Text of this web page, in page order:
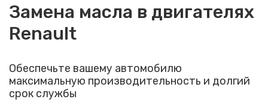
Замена масла в двигателях
Renault
Обеспечьте вашему автомобилю
максимальную производительность и долгий
срок службы